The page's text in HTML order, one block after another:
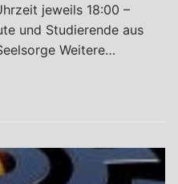
jeweils 18:00 –
und Studierende aus
Weitere…